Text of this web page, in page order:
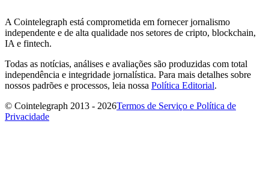
A Cointelegraph está comprometida em fornecer jornalismo
independente e de alta qualidade nos setores de cripto, blockchain,
IA e fintech.
Todas as notícias, análises e avaliações são produzidas com total
independência e integridade jornalística. Para mais detalhes sobre
nossos padrões e processos, leia nossa Política Editorial.
© Cointelegraph 2013 - 2026Termos de Serviço e Política de
Privacidade